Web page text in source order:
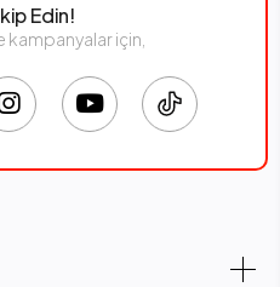
Edin!
kampanyalar için,